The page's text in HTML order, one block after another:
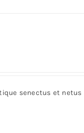
senectus et netus